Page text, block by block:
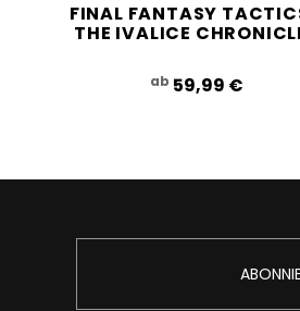
FINAL FANTASY
THE IVALICE
ab 59,99‎ ‎€